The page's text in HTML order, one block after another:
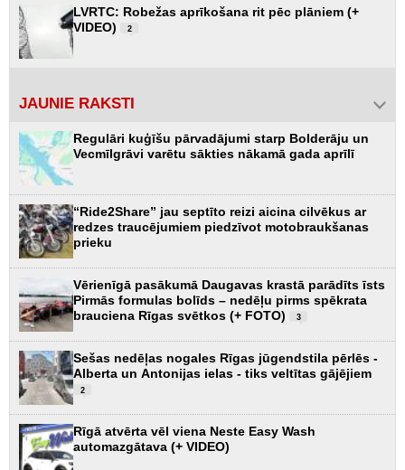
LVRTC: Robežas aprīkošana rit pēc plāniem (+
VIDEO)
2
JAUNIE RAKSTI
Regulāri kuģīšu pārvadājumi starp Bolderāju un
Vecmīlgrāvi varētu sākties nākamā gada aprīlī
“Ride2Share” jau septīto reizi aicina cilvēkus ar
redzes traucējumiem piedzīvot motobraukšanas
prieku
Vērienīgā pasākumā Daugavas krastā parādīts īsts
Pirmās formulas bolīds – nedēļu pirms spēkrata
brauciena Rīgas svētkos (+ FOTO)
3
Sešas nedēļas nogales Rīgas jūgendstila pērlēs -
Alberta un Antonijas ielas - tiks veltītas gājējiem
2
Rīgā atvērta vēl viena Neste Easy Wash
automazgātava (+ VIDEO)